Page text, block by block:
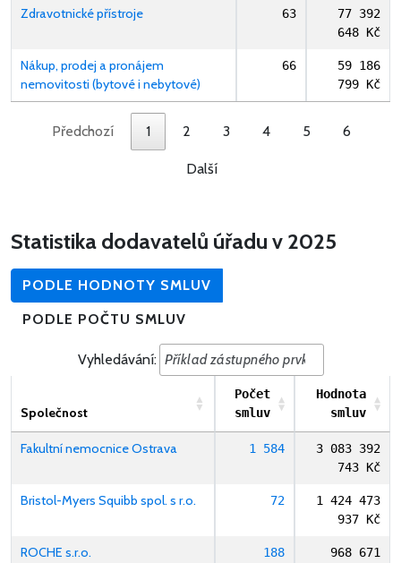
Zdravotnické přístroje 63
77 392
648 Kč
Nákup, prodej a pronájem
nemovitosti (bytové i nebytové)
66
59 186
799 Kč
Předchozí 1 2 3 4 5 6
Další
Statistika dodavatelů úřadu v 2025
PODLE HODNOTY SMLUV
PODLE POČTU SMLUV
Vyhledávání:
Společnost
Počet
smluv
Hodnota
smluv
Fakultní nemocnice Ostrava 1 584
3 083 392
743 Kč
Bristol-Myers Squibb spol. s r.o. 72
1 424 473
937 Kč
ROCHE s.r.o. 188
968 671